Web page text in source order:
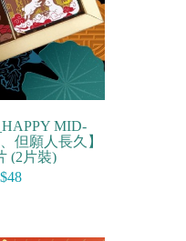
MID-
但願人長久】
(2片裝)